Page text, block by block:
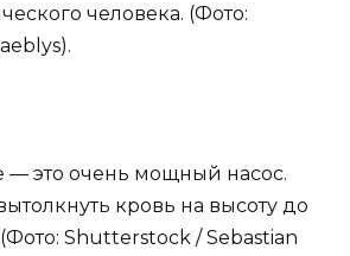
человека. (Фото:
— это очень мощный насос.
кровь на высоту до
Shutterstock / Sebastian